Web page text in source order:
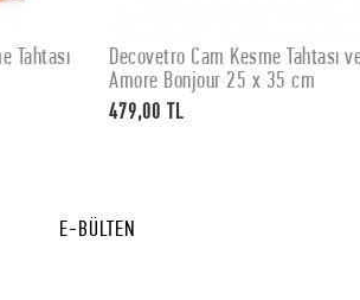
Tahtası
SEPETE EKLE
Decovetro Cam Kesme Tahtası
Amore Bonjour 25 x 35 cm
479,00 TL
E-BÜLTEN